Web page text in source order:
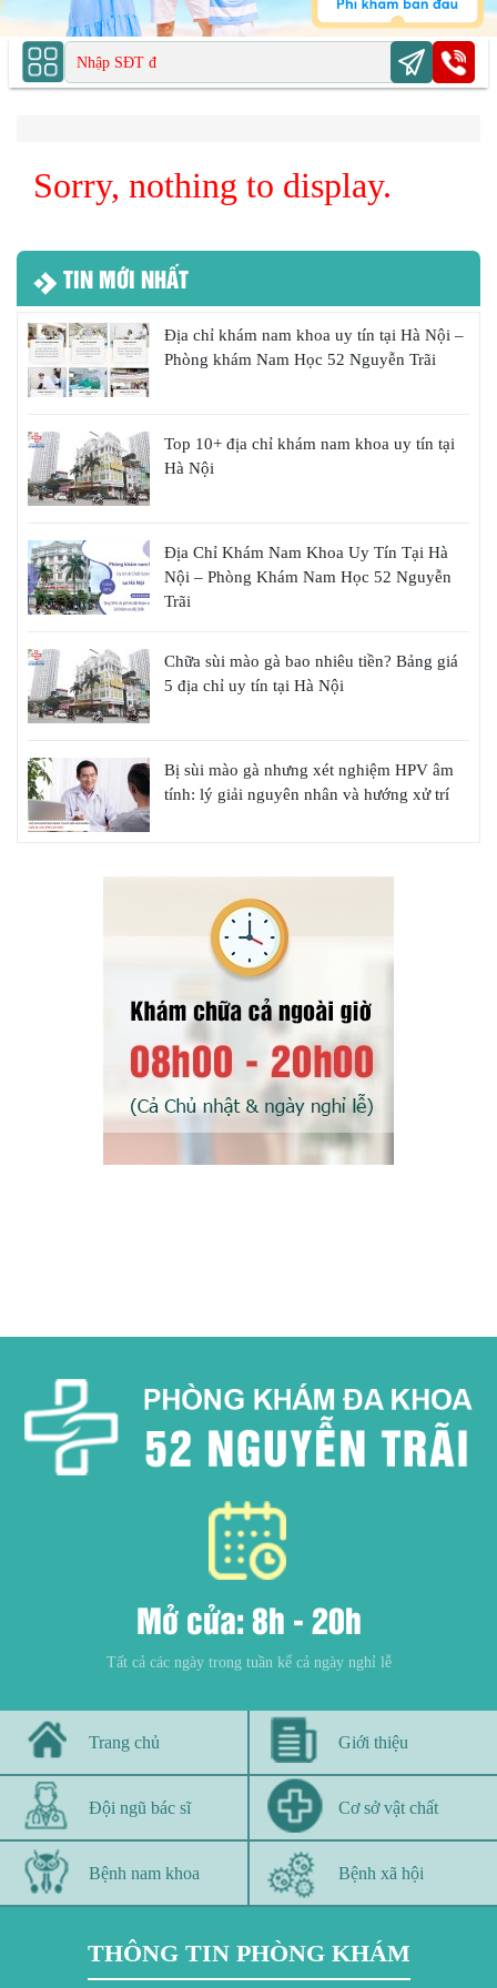
Sorry, nothing to display.
TIN MỚI NHẤT
Địa chỉ khám nam khoa uy tín tại Hà Nội –
Phòng khám Nam Học 52 Nguyễn Trãi
Top 10+ địa chỉ khám nam khoa uy tín tại
Hà Nội
Địa Chỉ Khám Nam Khoa Uy Tín Tại Hà
Nội – Phòng Khám Nam Học 52 Nguyễn
Trãi
Chữa sùi mào gà bao nhiêu tiền? Bảng giá
5 địa chỉ uy tín tại Hà Nội
Bị sùi mào gà nhưng xét nghiệm HPV âm
tính: lý giải nguyên nhân và hướng xử trí
Mở cửa: 8h - 20h
Tất cả các ngày trong tuần kể cả ngày nghỉ lễ
Trang chủ Giới thiệu
Đội ngũ bác sĩ Cơ sở vật chất
Bệnh nam khoa Bệnh xã hội
THÔNG TIN PHÒNG KHÁM